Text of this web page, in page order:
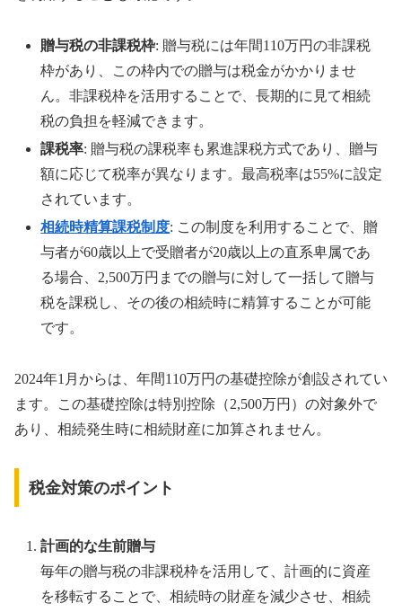
贈与税の非課税枠: 贈与税には年間110万円の非課税
枠があり、この枠内での贈与は税金がかかりませ
ん。非課税枠を活用することで、長期的に見て相続
税の負担を軽減できます。
課税率: 贈与税の課税率も累進課税方式であり、贈与
額に応じて税率が異なります。最高税率は55%に設定
されています。
相続時精算課税制度: この制度を利用することで、贈
与者が60歳以上で受贈者が20歳以上の直系卑属であ
る場合、2,500万円までの贈与に対して一括して贈与
税を課税し、その後の相続時に精算することが可能
です。
2024年1月からは、年間110万円の基礎控除が創設されてい
ます。この基礎控除は特別控除（2,500万円）の対象外で
あり、相続発生時に相続財産に加算されません。
税金対策のポイント
計画的な生前贈与
毎年の贈与税の非課税枠を活用して、計画的に資産
を移転することで、相続時の財産を減少させ、相続